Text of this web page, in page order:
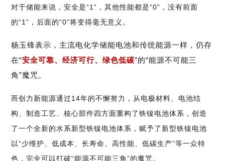
对于储能来说，安全是“1”，其他性能都是“0”，没有前面
的“1”，后面的“0”将变得毫无意义。
杨玉锋表示，主流电化学储能电池和传统能源一样，仍存
在“安全可靠、经济可行、绿色低碳”的“能源不可能三
角”魔咒。
而创力新能源通过14年的不懈努力，从电极材料、电池结
构、制造工艺、核心部件四方面重构了铁镍电池体系，创造
了一个全新的水系新型铁镍电池体系，赋予了新型铁镍电池
以“少维护、低成本、长寿命、高性能、低碳生产”等一众特
色，完全可以打破“能源不可能三角”的魔咒。